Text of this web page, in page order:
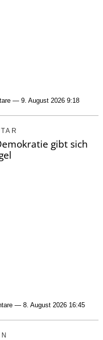
— 9. August 2026 9:18
gibt sich
— 8. August 2026 16:45